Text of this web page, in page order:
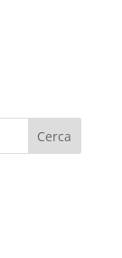
Cerca